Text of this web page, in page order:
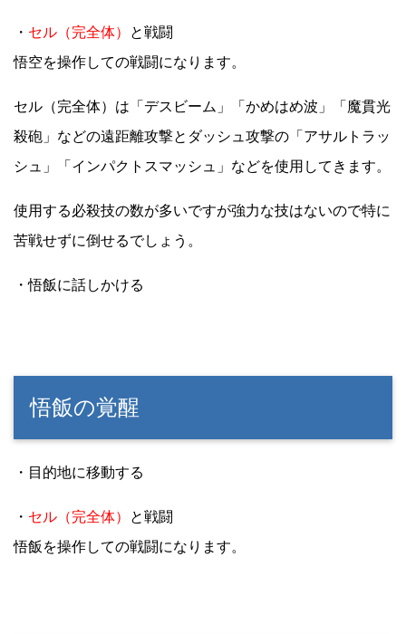
・ セル（完全体）
と戦闘
悟空を操作しての戦闘になります。
セル（完全体）は「デスビーム」「かめはめ波」「魔貫光
殺砲」などの遠距離攻撃とダッシュ攻撃の「アサルトラッ
シュ」「インパクトスマッシュ」などを使用してきます。
使用する必殺技の数が多いですが強力な技はないので特に
苦戦せずに倒せるでしょう。
・悟飯に話しかける
悟飯の覚醒
・目的地に移動する
・ セル（完全体）
と戦闘
悟飯を操作しての戦闘になります。